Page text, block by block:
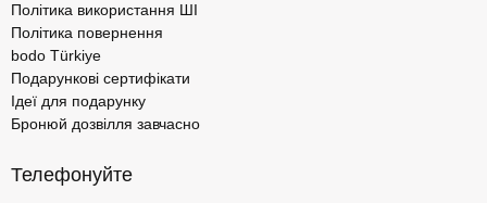
Політика використання ШІ
Політика повернення
bodo Türkiye
Подарункові сертифікати
Ідеї для подарунку
Бронюй дозвілля завчасно
Телефонуйте